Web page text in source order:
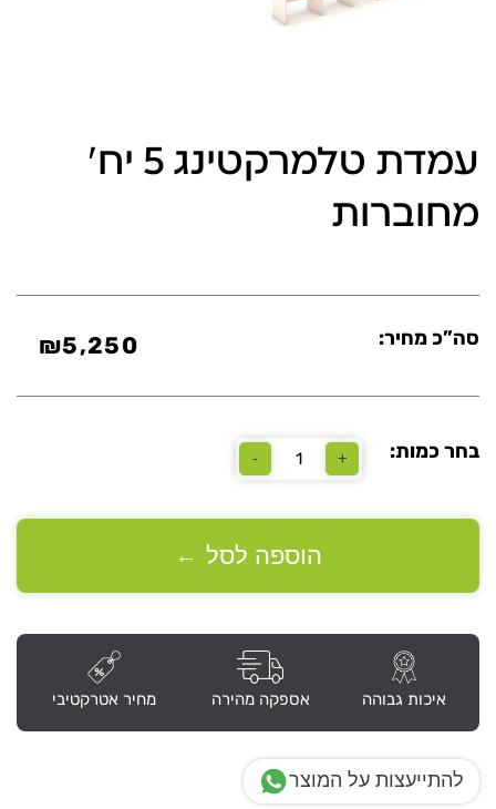
עמדת טלמרקטינג 5 יח'
מחוברות
סה”כ מחיר: ₪5,250
בחר כמות: +
כמות
-
הוספה לסל ←
איכות גבוהה אספקה מהירה מחיר אטרקטיבי
להתייעצות על המוצר